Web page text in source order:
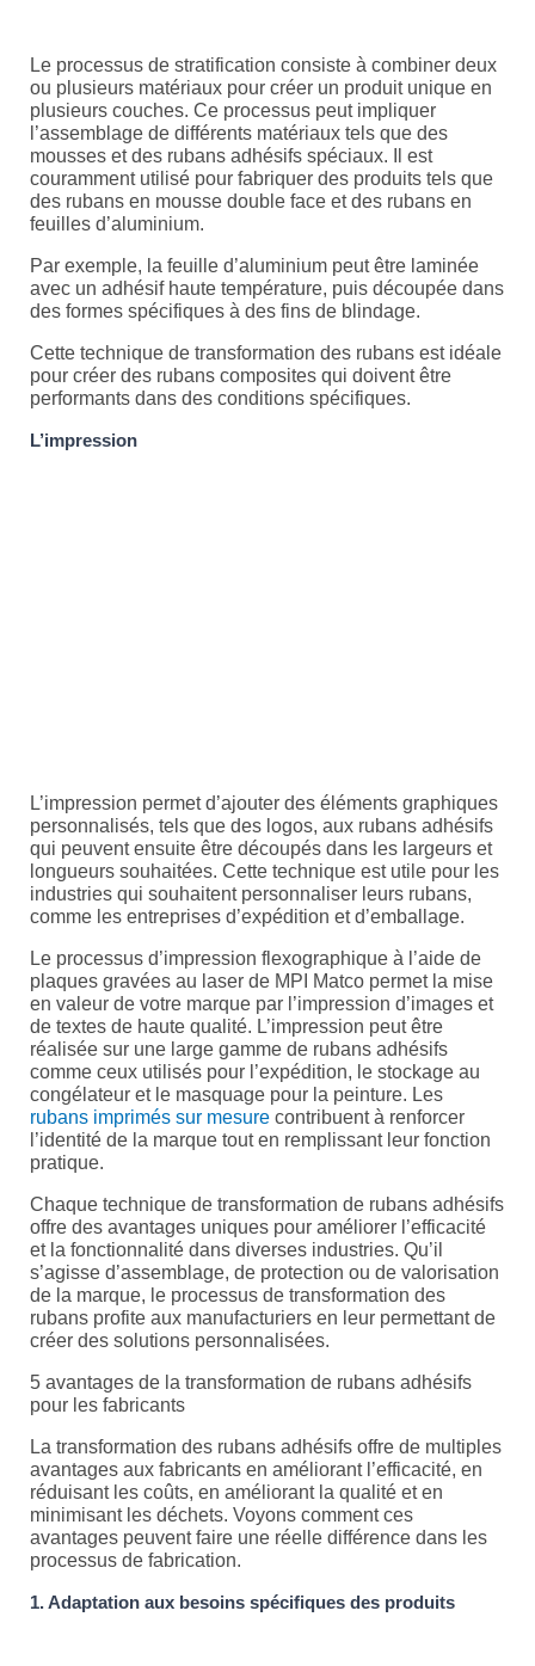
Le processus de stratification consiste à combiner deux
ou plusieurs matériaux pour créer un produit unique en
plusieurs couches. Ce processus peut impliquer
l’assemblage de différents matériaux tels que des
mousses et des rubans adhésifs spéciaux. Il est
couramment utilisé pour fabriquer des produits tels que
des rubans en mousse double face et des rubans en
feuilles d’aluminium.
Par exemple, la feuille d’aluminium peut être laminée
avec un adhésif haute température, puis découpée dans
des formes spécifiques à des fins de blindage.
Cette technique de transformation des rubans est idéale
pour créer des rubans composites qui doivent être
performants dans des conditions spécifiques.
L’impression
L’impression permet d’ajouter des éléments graphiques
personnalisés, tels que des logos, aux rubans adhésifs
qui peuvent ensuite être découpés dans les largeurs et
longueurs souhaitées. Cette technique est utile pour les
industries qui souhaitent personnaliser leurs rubans,
comme les entreprises d’expédition et d’emballage.
Le processus d’impression flexographique à l’aide de
plaques gravées au laser de MPI Matco permet la mise
en valeur de votre marque par l’impression d’images et
de textes de haute qualité. L’impression peut être
réalisée sur une large gamme de rubans adhésifs
comme ceux utilisés pour l’expédition, le stockage au
congélateur et le masquage pour la peinture. Les
rubans imprimés sur mesure contribuent à renforcer
l’identité de la marque tout en remplissant leur fonction
pratique.
Chaque technique de transformation de rubans adhésifs
offre des avantages uniques pour améliorer l’efficacité
et la fonctionnalité dans diverses industries. Qu’il
s’agisse d’assemblage, de protection ou de valorisation
de la marque, le processus de transformation des
rubans profite aux manufacturiers en leur permettant de
créer des solutions personnalisées.
5 avantages de la transformation de rubans adhésifs
pour les fabricants
La transformation des rubans adhésifs offre de multiples
avantages aux fabricants en améliorant l’efficacité, en
réduisant les coûts, en améliorant la qualité et en
minimisant les déchets. Voyons comment ces
avantages peuvent faire une réelle différence dans les
processus de fabrication.
1. Adaptation aux besoins spécifiques des produits